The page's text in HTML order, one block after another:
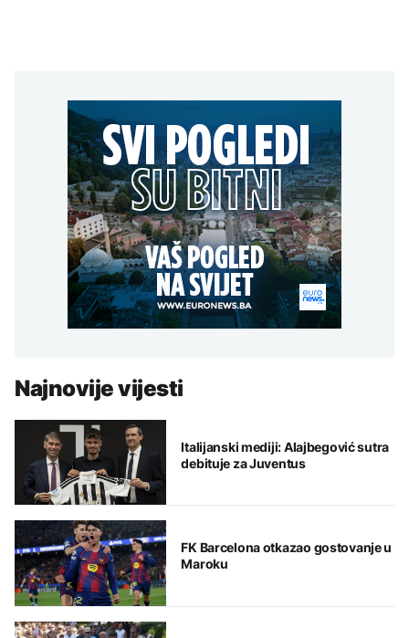
Najnovije vijesti
Italijanski mediji: Alajbegović sutra
debituje za Juventus
FK Barcelona otkazao gostovanje u
Maroku